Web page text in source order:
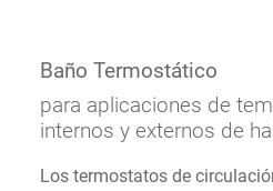
Baño Termostático
para aplicaciones de
internos y externos de
Los termostatos de